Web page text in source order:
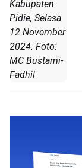
Kabupaten
Pidie, Selasa
12 November
2024. Foto:
MC Bustami-
Fadhil